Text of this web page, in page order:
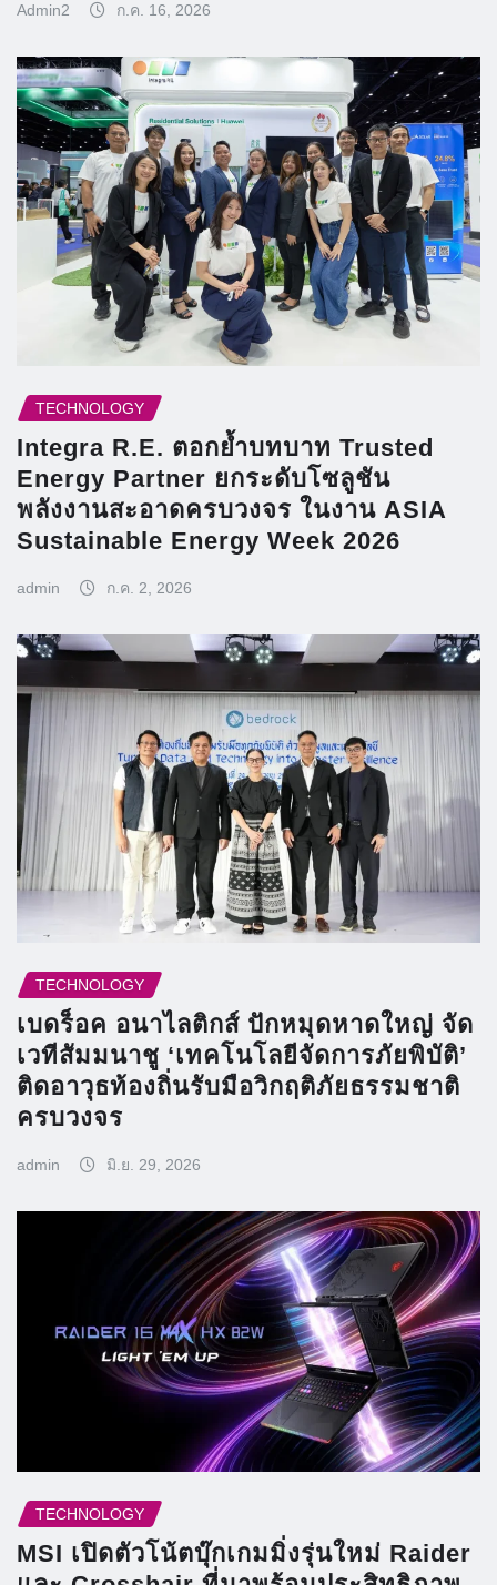
Admin2 ก.ค. 16, 2026
TECHNOLOGY
Integra R.E. ตอกย้ำบทบาท Trusted
Energy Partner ยกระดับโซลูชัน
พลังงานสะอาดครบวงจร ในงาน ASIA
Sustainable Energy Week 2026
admin ก.ค. 2, 2026
TECHNOLOGY
เบดร็อค อนาไลติกส์ ปักหมุดหาดใหญ่ จัด
เวทีสัมมนาชู ‘เทคโนโลยีจัดการภัยพิบัติ’
ติดอาวุธท้องถิ่นรับมือวิกฤติภัยธรรมชาติ
ครบวงจร
admin มิ.ย. 29, 2026
TECHNOLOGY
MSI เปิดตัวโน้ตบุ๊กเกมมิ่งรุ่นใหม่ Raider